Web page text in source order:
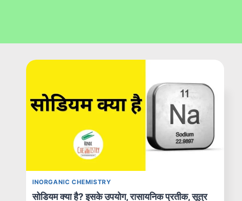
INORGANIC CHEMISTRY
सोडियम क्या है? इसके उपयोग, रासायनिक प्रतीक, सूत्र